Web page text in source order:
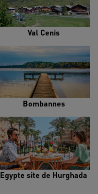
Val Cenis
Bombannes
Egypte site de Hurghada